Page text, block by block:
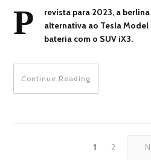
P
revista para 2023, a
alternativa ao Tesla
bateria com o SUV iX3.
Continue Reading
1 2